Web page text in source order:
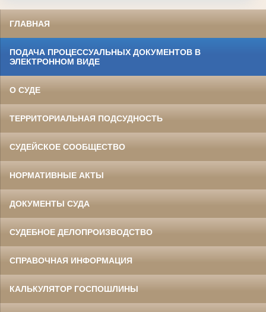
ГЛАВНАЯ
ПОДАЧА ПРОЦЕССУАЛЬНЫХ ДОКУМЕНТОВ В
ЭЛЕКТРОННОМ ВИДЕ
О СУДЕ
ТЕРРИТОРИАЛЬНАЯ ПОДСУДНОСТЬ
СУДЕЙСКОЕ СООБЩЕСТВО
НОРМАТИВНЫЕ АКТЫ
ДОКУМЕНТЫ СУДА
СУДЕБНОЕ ДЕЛОПРОИЗВОДСТВО
СПРАВОЧНАЯ ИНФОРМАЦИЯ
КАЛЬКУЛЯТОР ГОСПОШЛИНЫ